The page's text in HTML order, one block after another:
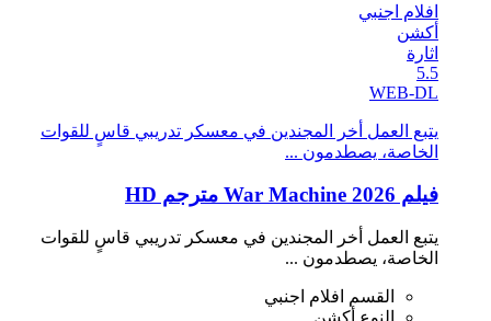
افلام اجنبي
أكشن
اثارة
5.5
WEB-DL
يتبع العمل أخر المجندين في معسكر تدريبي قاسٍ للقوات
الخاصة، يصطدمون ...
فيلم War Machine 2026 مترجم HD
يتبع العمل أخر المجندين في معسكر تدريبي قاسٍ للقوات
الخاصة، يصطدمون ...
القسم
افلام اجنبي